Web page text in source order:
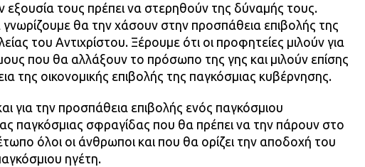
εξουσία τους πρέπει να στερηθούν της δύναμής τους.
θα την χάσουν στην προσπάθεια επιβολής της
του Αντιχρίστου. Ξέρουμε ότι οι προφητείες μιλούν για
που θα αλλάξουν το πρόσωπο της γης και μιλούν επίσης
της οικονομικής επιβολής της παγκόσμιας κυβέρνησης.
για την προσπάθεια επιβολής ενός παγκόσμιου
παγκόσμιας σφραγίδας που θα πρέπει να την πάρουν στο
όλοι οι άνθρωποι και που θα ορίζει την αποδοχή του
ηγέτη.